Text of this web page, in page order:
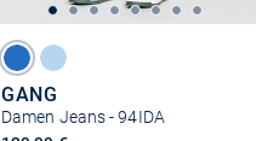
GANG
Damen Jeans - 94IDA